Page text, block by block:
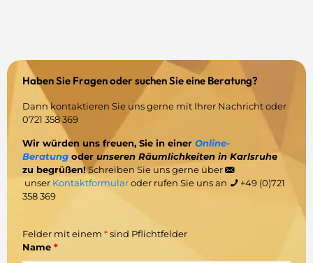
Haben Sie Fragen oder suchen Sie eine Beratung?
Dann kontaktieren Sie uns gerne mit Ihrer Nachricht oder
0721 358 369
Wir würden uns freuen, Sie in einer Online-
Beratung oder unseren Räumlichkeiten in Karlsruhe
zu begrüßen!Schreiben Sie uns gerne über
unser Kontaktformularoder rufen Sie uns an
+49 (0)721
358 369
Felder mit einem *sind Pflichtfelder
Name *